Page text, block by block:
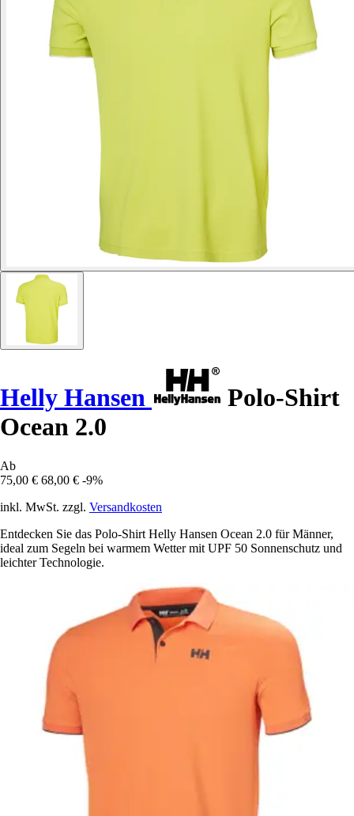
Helly Hansen
Polo-Shirt
Ocean 2.0
Ab
75,00 € 68,00 € -9%
inkl. MwSt. zzgl. Versandkosten
Entdecken Sie das Polo-Shirt Helly Hansen Ocean 2.0 für Männer,
ideal zum Segeln bei warmem Wetter mit UPF 50 Sonnenschutz und
leichter Technologie.